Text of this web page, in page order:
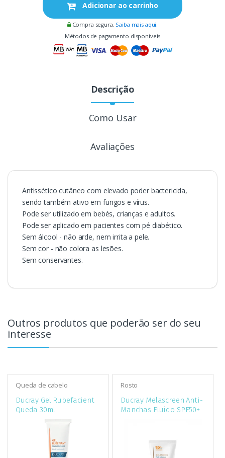
Adicionar ao carrinho
Compra segura. Saiba mais aqui.
Métodos de pagamento disponíveis
Descrição
Como Usar
Avaliações
Antissético cutâneo com elevado poder bactericida,
sendo também ativo em fungos e vírus.
Pode ser utilizado em bebés, crianças e adultos.
Pode ser aplicado em pacientes com pé diabético.
Sem álcool - não arde, nem irrita a pele.
Sem cor - não colora as lesões.
Sem conservantes.
Outros produtos que poderão ser do seu
interesse
Queda de cabelo
Ducray Gel Rubefacient
Queda 30ml
Rosto
Ducray Melascreen Anti-
Manchas Fluído SPF50+